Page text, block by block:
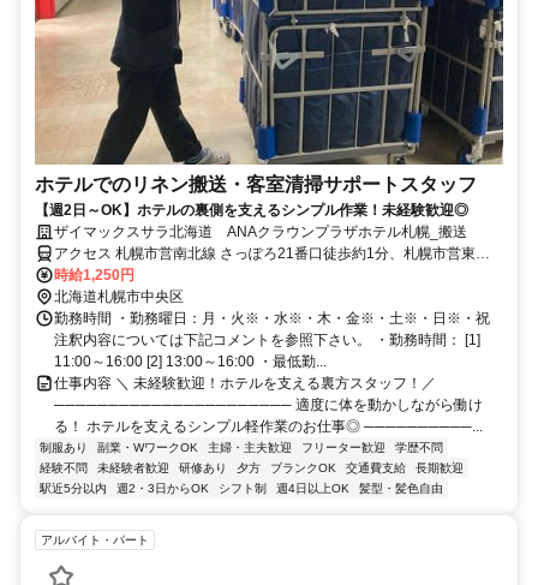
ホテルでのリネン搬送・客室清掃サポートスタッフ
【週2日～OK】ホテルの裏側を支えるシンプル作業！未経験歓迎◎
ザイマックスサラ北海道 ANAクラウンプラザホテル札幌_搬送
アクセス 札幌市営南北線 さっぽろ21番口徒歩約1分、札幌市営東豊
線 さっぽろ21番口徒歩約1分、札幌市営南北線 大通31番口徒歩約7分
さっぽろ駅21番出口徒歩1分
時給1,250円
北海道札幌市中央区
勤務時間 ・勤務曜日：月・火※・水※・木・金※・土※・日※・祝
注釈内容については下記コメントを参照下さい。 ・勤務時間： [1]
11:00～16:00 [2] 13:00～16:00 ・最低勤...
仕事内容 ＼ 未経験歓迎！ホテルを支える裏方スタッフ！／
────────────────────── 適度に体を動かしながら働け
る！ ホテルを支えるシンプル軽作業のお仕事◎ ──────────...
制服あり 副業・WワークOK 主婦・主夫歓迎 フリーター歓迎
学歴不問
経験不問
未経験者歓迎 研修あり 夕方 ブランクOK 交通費支給
長期歓迎
駅近5分以内
週2・3日からOK シフト制 週4日以上OK 髪型・髪色自由
アルバイト・パート